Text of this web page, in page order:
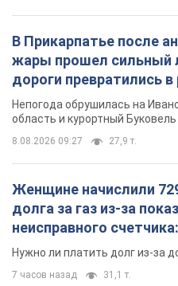
В Прикарпатье после
жары прошел сильный
дороги превратились
Непогода обрушилась на
область и курортный Буковель
8.08.2026 09:27 27,9 т.
Женщине начислили
долга за газ из-за
неисправного
вынес неожиданное
Нужно ли платить долг из-за
7 часов назад 31,1 т.